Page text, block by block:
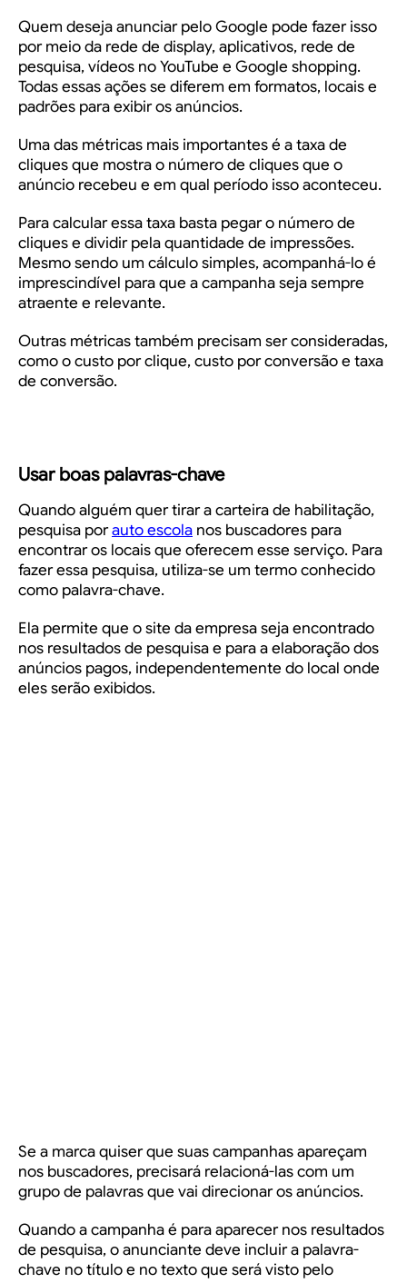
Quem deseja anunciar pelo Google pode fazer isso
por meio da rede de display, aplicativos, rede de
pesquisa, vídeos no YouTube e Google shopping.
Todas essas ações se diferem em formatos, locais e
padrões para exibir os anúncios.
Uma das métricas mais importantes é a taxa de
cliques que mostra o número de cliques que o
anúncio recebeu e em qual período isso aconteceu.
Para calcular essa taxa basta pegar o número de
cliques e dividir pela quantidade de impressões.
Mesmo sendo um cálculo simples, acompanhá-lo é
imprescindível para que a campanha seja sempre
atraente e relevante.
Outras métricas também precisam ser consideradas,
como o custo por clique, custo por conversão e taxa
de conversão.
Usar boas palavras-chave
Quando alguém quer tirar a carteira de habilitação,
pesquisa porauto escola nos buscadores para
encontrar os locais que oferecem esse serviço. Para
fazer essa pesquisa, utiliza-se um termo conhecido
como palavra-chave.
Ela permite que o site da empresa seja encontrado
nos resultados de pesquisa e para a elaboração dos
anúncios pagos, independentemente do local onde
eles serão exibidos.
Se a marca quiser que suas campanhas apareçam
nos buscadores, precisará relacioná-las com um
grupo de palavras que vai direcionar os anúncios.
Quando a campanha é para aparecer nos resultados
de pesquisa, o anunciante deve incluir a palavra-
chave no título e no texto que será visto pelo